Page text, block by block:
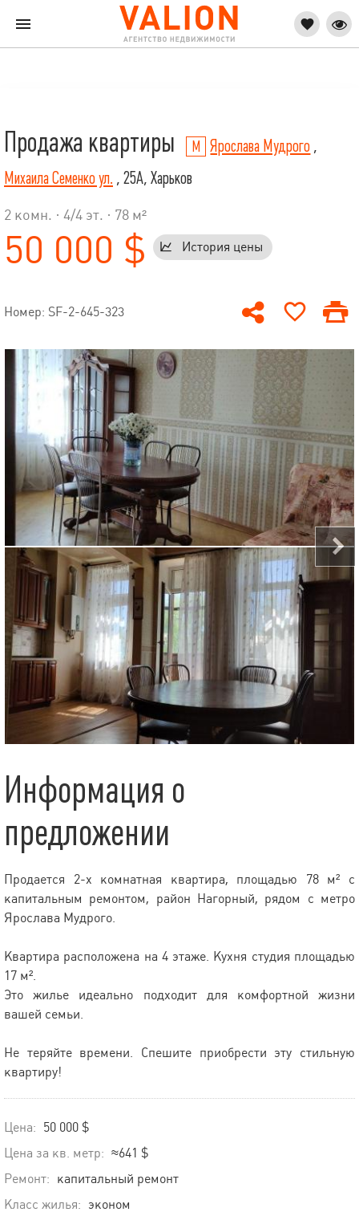
Продажа квартиры Ярослава Мудрого ,
Михаила Семенко ул. , 25А, Харьков
2 комн. · 4/4 эт. · 78 м²
50 000 $ История цены
Номер: SF-2-645-323
Информация о
предложении
Продается 2-х комнатная квартира, площадью 78 м² с
капитальным ремонтом, район Нагорный, рядом с метро
Ярослава Мудрого.
Квартира расположена на 4 этаже. Кухня студия площадью
17 м².
Это жилье идеально подходит для комфортной жизни
вашей семьи.
Не теряйте времени. Спешите приобрести эту стильную
квартиру!
Цена: 50 000 $
Цена за кв. метр: ≈641 $
Ремонт: капитальный ремонт
Класс жилья: эконом